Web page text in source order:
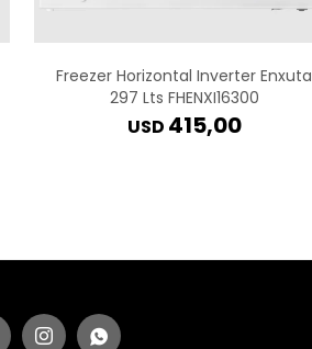
Freezer Horizontal Inverter Enxuta
297 Lts FHENXI16300
USD 415,00
 